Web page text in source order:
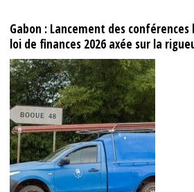
Gabon : Lancement des
loi de finances 2026 axée sur la